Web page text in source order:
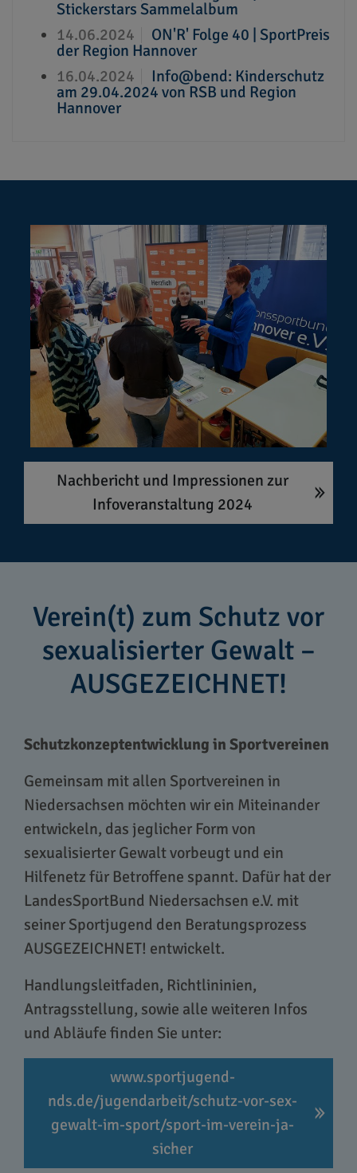
Stickerstars Sammelalbum
14.06.2024
ON'R' Folge 40 | SportPreis
der Region Hannover
16.04.2024
Info@bend: Kinderschutz
am 29.04.2024 von RSB und Region
Hannover
Nachbericht und Impressionen zur
Infoveranstaltung 2024
Verein(t) zum Schutz vor
sexualisierter Gewalt –
AUSGEZEICHNET!
Schutzkonzeptentwicklung in Sportvereinen
Gemeinsam mit allen Sportvereinen in
Niedersachsen möchten wir ein Miteinander
entwickeln, das jeglicher Form von
sexualisierter Gewalt vorbeugt und ein
Hilfenetz für Betroffene spannt. Dafür hat der
LandesSportBund Niedersachsen e.V. mit
seiner Sportjugend den Beratungsprozess
AUSGEZEICHNET! entwickelt.
Handlungsleitfaden, Richtlininien,
Antragsstellung, sowie alle weiteren Infos
und Abläufe finden Sie unter:
www.sportjugend-
nds.de/jugendarbeit/schutz-vor-sex-
gewalt-im-sport/sport-im-verein-ja-
sicher